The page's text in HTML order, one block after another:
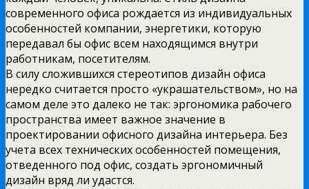
современного офиса рождается из индивидуальных
особенностей компании, энергетики, которую
передавал бы офис всем находящимся внутри
работникам, посетителям.
В силу сложившихся стереотипов дизайн офиса
нередко считается просто «украшательством», но на
самом деле это далеко не так: эргономика рабочего
пространства имеет важное значение в
проектировании офисного дизайна интерьера. Без
учета всех технических особенностей помещения,
отведенного под офис, создать эргономичный
дизайн вряд ли удастся.